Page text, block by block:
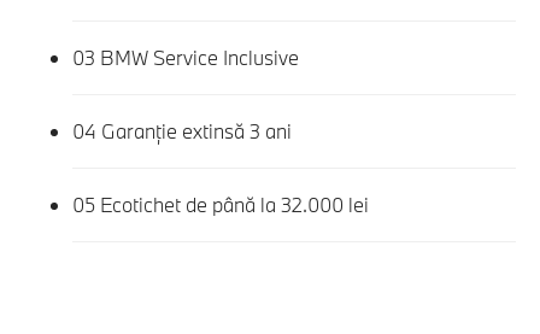
03 BMW Service Inclusive
04 Garanție extinsă 3 ani
05 Ecotichet de până la 32.000 lei